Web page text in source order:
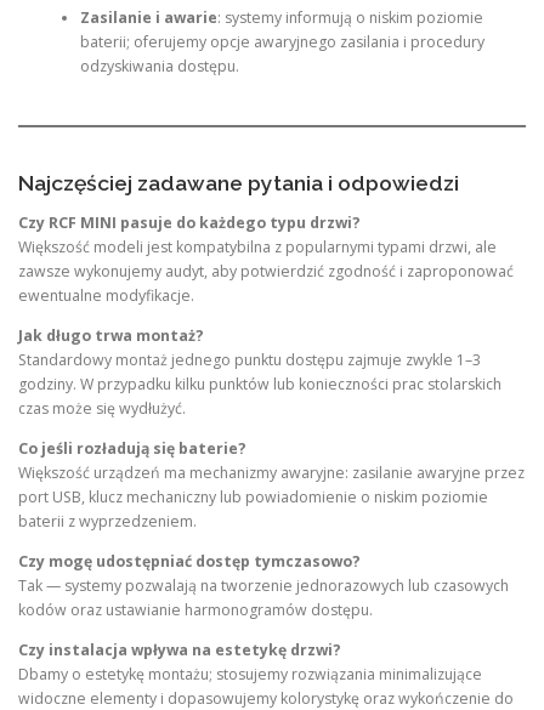
Zasilanie i awarie: systemy informują o niskim poziomie
baterii; oferujemy opcje awaryjnego zasilania i procedury
odzyskiwania dostępu.
Najczęściej zadawane pytania i odpowiedzi
Czy RCF MINI pasuje do każdego typu drzwi?
Większość modeli jest kompatybilna z popularnymi typami drzwi, ale
zawsze wykonujemy audyt, aby potwierdzić zgodność i zaproponować
ewentualne modyfikacje.
Jak długo trwa montaż?
Standardowy montaż jednego punktu dostępu zajmuje zwykle 1–3
godziny. W przypadku kilku punktów lub konieczności prac stolarskich
czas może się wydłużyć.
Co jeśli rozładują się baterie?
Większość urządzeń ma mechanizmy awaryjne: zasilanie awaryjne przez
port USB, klucz mechaniczny lub powiadomienie o niskim poziomie
baterii z wyprzedzeniem.
Czy mogę udostępniać dostęp tymczasowo?
Tak — systemy pozwalają na tworzenie jednorazowych lub czasowych
kodów oraz ustawianie harmonogramów dostępu.
Czy instalacja wpływa na estetykę drzwi?
Dbamy o estetykę montażu; stosujemy rozwiązania minimalizujące
widoczne elementy i dopasowujemy kolorystykę oraz wykończenie do